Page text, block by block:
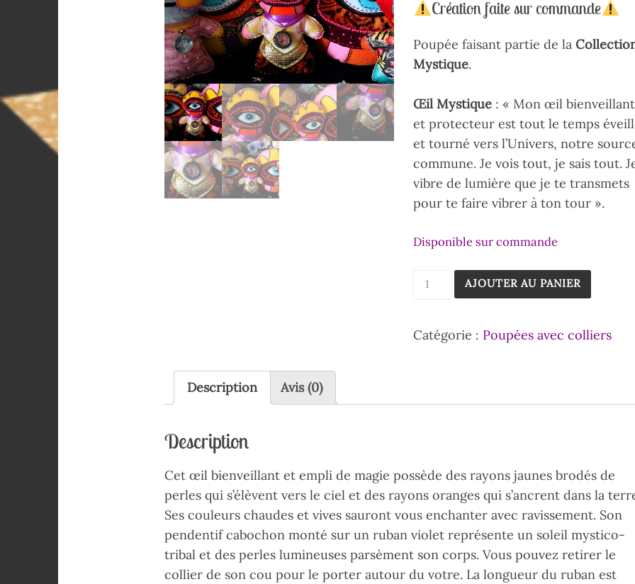
Création faite sur commande
Poupée faisant partie de la
Mystique.
Œil Mystique : « Mon œil bienveillant
et protecteur est tout le temps
et tourné vers l’Univers, notre
commune. Je vois tout, je sais tout.
vibre de lumière que je te transmets
pour te faire vibrer à ton tour ».
Disponible sur commande
AJOUTER AU PANIER
Catégorie : Poupées avec colliers
Description Avis (0)
Description
Cet œil bienveillant et empli de magie possède des rayons jaunes brodés de
perles qui s’élèvent vers le ciel et des rayons oranges qui s’ancrent dans la
Ses couleurs chaudes et vives sauront vous enchanter avec ravissement. Son
pendentif cabochon monté sur un ruban violet représente un soleil mystico-
tribal et des perles lumineuses parsèment son corps. Vous pouvez retirer le
collier de son cou pour le porter autour du votre. La longueur du ruban est